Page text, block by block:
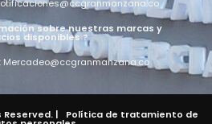
sobre nuestras marcas y
disponibles ?
Mercadeo@ccgranmanzana.co
| Política de tratamiento de